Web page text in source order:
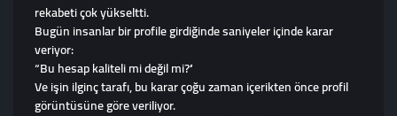
rekabeti çok yükseltti.
Bugün insanlar bir profile girdiğinde saniyeler içinde karar
veriyor:
“Bu hesap kaliteli mi değil mi?”
Ve işin ilginç tarafı, bu karar çoğu zaman içerikten önce profil
görüntüsüne göre veriliyor.